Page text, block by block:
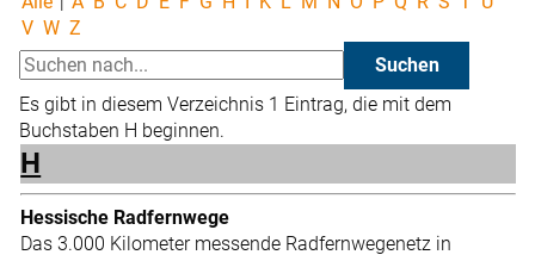
V W Z
Es gibt in diesem Verzeichnis 1 Eintrag, die mit dem
Buchstaben H beginnen.
H
Hessische Radfernwege
Das 3.000 Kilometer messende Radfernwegenetz in